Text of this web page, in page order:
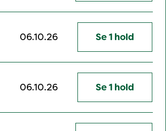
06.10.26 Se 1 hold
06.10.26 Se 1 hold